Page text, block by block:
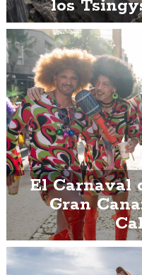
los
El Carnaval
Gran